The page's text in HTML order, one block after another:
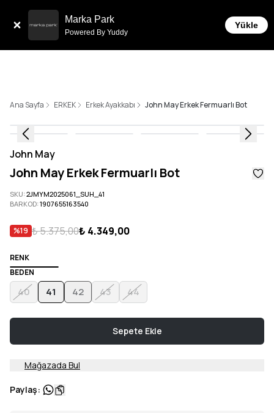
Marka Park
Powered By Yuddy
Yükle
Ana Sayfa ERKEK Erkek Ayakkabı John May Erkek Fermuarlı Bot
John May
John May Erkek Fermuarlı Bot
SKU:2JMYM2025061_SUH_41
BARKOD:1907655163540
%19 ₺ 5.375,00₺ 4.349,00
RENK
BEDEN
40 41 42 43 44
Sepete Ekle
Mağazada Bul
Paylaş: